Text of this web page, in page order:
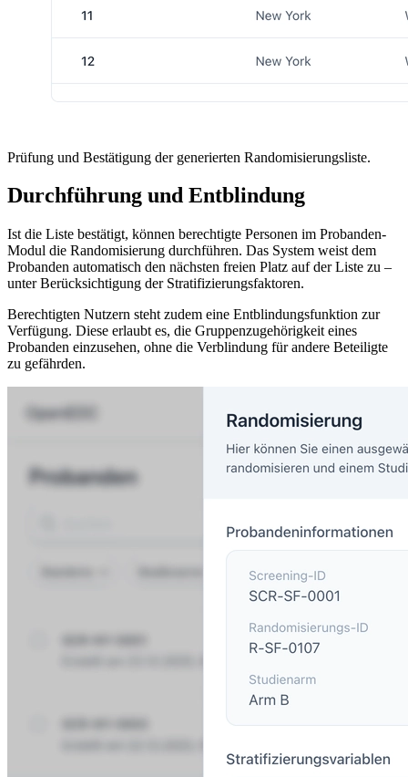
Prüfung und Bestätigung der generierten Randomisierungsliste.
Durchführung und Entblindung
Ist die Liste bestätigt, können berechtigte Personen im Probanden-
Modul die Randomisierung durchführen. Das System weist dem
Probanden automatisch den nächsten freien Platz auf der Liste zu –
unter Berücksichtigung der Stratifizierungsfaktoren.
Berechtigten Nutzern steht zudem eine Entblindungsfunktion zur
Verfügung. Diese erlaubt es, die Gruppenzugehörigkeit eines
Probanden einzusehen, ohne die Verblindung für andere Beteiligte
zu gefährden.